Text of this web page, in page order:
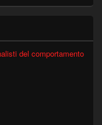
del comportamento